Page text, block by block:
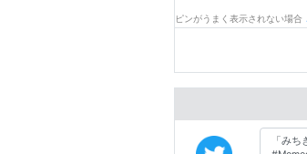
ピンがうまく表示されない場合